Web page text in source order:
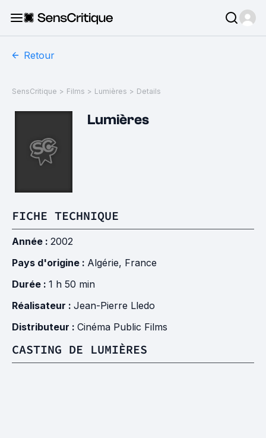
Retour
SensCritique > Films > Lumières > Details
Lumières
FICHE TECHNIQUE
Année : 2002
Pays d'origine : Algérie, France
Durée : 1 h 50 min
Réalisateur : Jean-Pierre Lledo
Distributeur : Cinéma Public Films
CASTING DE LUMIÈRES